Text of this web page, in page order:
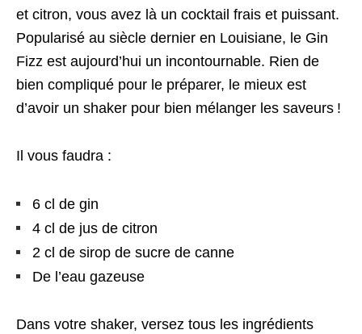
et citron, vous avez là un cocktail frais et puissant.
Popularisé au siècle dernier en Louisiane, le Gin
Fizz est aujourd’hui un incontournable. Rien de
bien compliqué pour le préparer, le mieux est
d’avoir un shaker pour bien mélanger les saveurs !
Il vous faudra :
6 cl de gin
4 cl de jus de citron
2 cl de sirop de sucre de canne
De l’eau gazeuse
Dans votre shaker, versez tous les ingrédients